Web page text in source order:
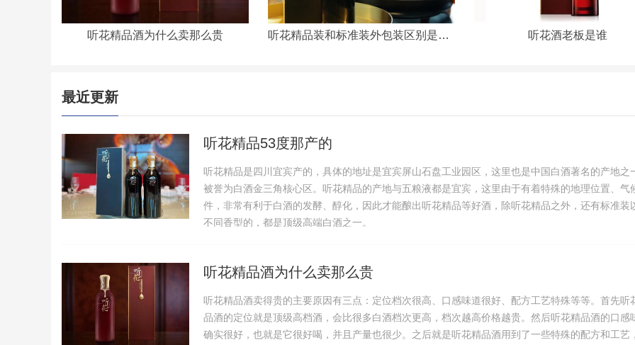
听花精品酒为什么卖那么贵 听花精品装和标准装外包装区别是什么 听花酒老板是谁
最近更新
听花精品53度那产的
听花精品是四川宜宾产的，具体的地址是宜宾屏山石盘工业园区，这里也是中国白酒著名的产地之
被誉为白酒金三角核心区。听花精品的产地与五粮液都是宜宾，这里由于有着特殊的地理位置、气
件，非常有利于白酒的发酵、醇化，因此才能酿出听花精品等好酒，除听花精品之外，还有标准装
不同香型的，都是顶级高端白酒之一。
听花精品酒为什么卖那么贵
听花精品酒卖得贵的主要原因有三点：定位档次很高、口感味道很好、配方工艺特殊等等。首先听
品酒的定位就是顶级高档酒，会比很多白酒档次更高，档次越高价格越贵。然后听花精品酒的口感
确实很好，也就是它很好喝，并且产量也很少。之后就是听花精品酒用到了一些特殊的配方和工艺